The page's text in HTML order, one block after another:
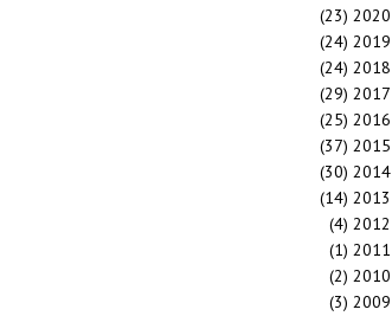
2020
(23)
2019
(24)
2018
(24)
2017
(29)
2016
(25)
2015
(37)
2014
(30)
2013
(14)
2012
(4)
2011
(1)
2010
(2)
2009
(3)